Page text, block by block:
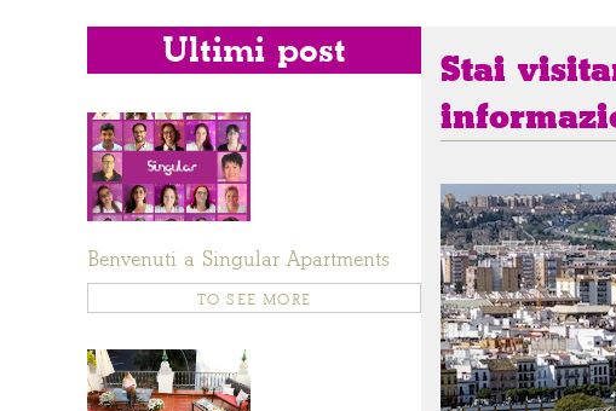
Ultimi post
Benvenuti a Singular Apartments
TO SEE MORE
Stai